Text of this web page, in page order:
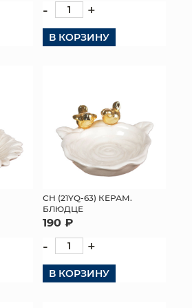
- +
В КОРЗИНУ
СН (21YQ-63) КЕРАМ.
БЛЮДЦЕ
190 ₽
- +
В КОРЗИНУ